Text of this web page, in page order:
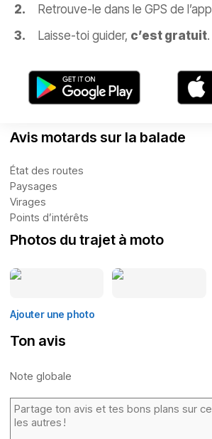
Retrouve-le dans le GPS de l’app
Laisse-toi guider, c’est gratuit.
Avis motards sur la balade
État des routes
Paysages
Virages
Points d’intérêts
Photos du trajet à moto
Ajouter une photo
Ton avis
Note globale